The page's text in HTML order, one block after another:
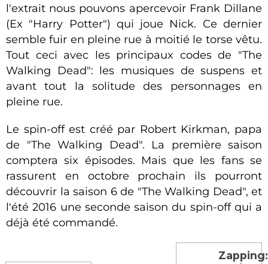
l'extrait nous pouvons apercevoir Frank Dillane
(Ex "Harry Potter") qui joue Nick. Ce dernier
semble fuir en pleine rue à moitié le torse vêtu.
Tout ceci avec les principaux codes de "The
Walking Dead": les musiques de suspens et
avant tout la solitude des personnages en
pleine rue.
Le spin-off est créé par Robert Kirkman, papa
de "The Walking Dead". La première saison
comptera six épisodes. Mais que les fans se
rassurent en octobre prochain ils pourront
découvrir la saison 6 de "The Walking Dead", et
l'été 2016 une seconde saison du spin-off qui a
déjà été commandé.
Zapping: